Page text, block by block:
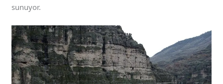
sunuyor.